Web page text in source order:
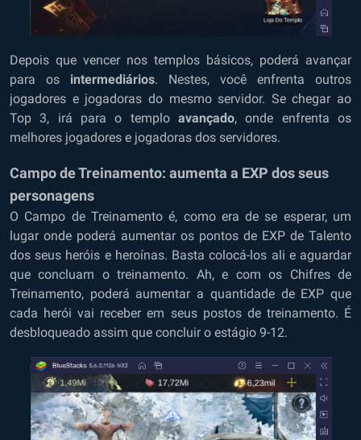
Depois que vencer nos templos básicos, poderá avançar
para os intermediários. Nestes, você enfrenta outros
jogadores e jogadoras do mesmo servidor. Se chegar ao
Top 3, irá para o templo avançado, onde enfrenta os
melhores jogadores e jogadoras dos servidores.
Campo de Treinamento: aumenta a EXP dos seus
personagens
O Campo de Treinamento é, como era de se esperar, um
lugar onde poderá aumentar os pontos de EXP de Talento
dos seus heróis e heroínas. Basta colocá-los ali e aguardar
que concluam o treinamento. Ah, e com os Chifres de
Treinamento, poderá aumentar a quantidade de EXP que
cada herói vai receber em seus postos de treinamento. É
desbloqueado assim que concluir o estágio 9-12.